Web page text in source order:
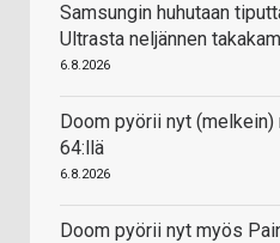
Samsungin huhutaan
Ultrasta neljännen
6.8.2026
Doom pyörii nyt
64:llä
6.8.2026
Doom pyörii nyt myös